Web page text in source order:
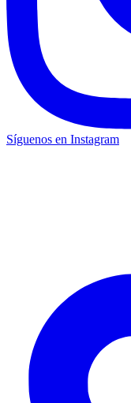
Síguenos en Instagram